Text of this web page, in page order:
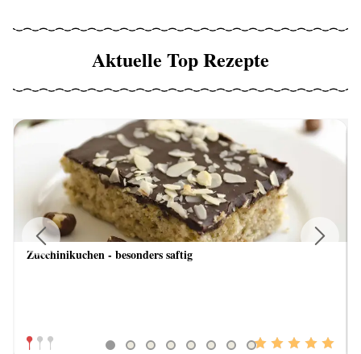
Aktuelle Top Rezepte
Zucchinikuchen - besonders saftig
Previous